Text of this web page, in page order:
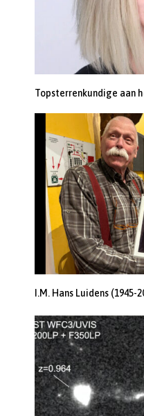
Topsterrenkundige aan
I.M. Hans Luidens (1945-